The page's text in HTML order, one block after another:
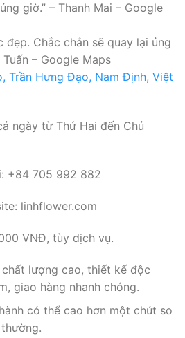
giờ.” – Thanh Mai – Google
đẹp. Chắc chắn sẽ quay lại ủng
Tuấn – Google Maps
Trần Hưng Đạo, Nam Định, Việt
ngày từ Thứ Hai đến Chủ
+84 705 992 882
linhflower.com
VNĐ, tùy dịch vụ.
lượng cao, thiết kế độc
giao hàng nhanh chóng.
có thể cao hơn một chút so